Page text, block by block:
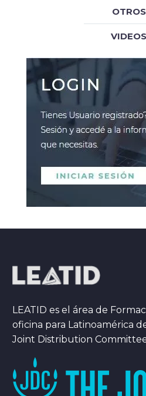
OTROS
VIDEOS
LEATID es el área de
oficina para Latinoamérica
Joint Distribution